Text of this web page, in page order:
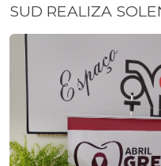
SUD REALIZA